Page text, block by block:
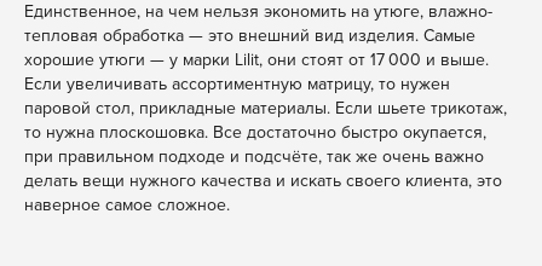
Единственное, на чем нельзя экономить на утюге, влажно-
тепловая обработка — это внешний вид изделия. Самые
хорошие утюги — у марки Lilit, они стоят от 17 000 и выше.
Если увеличивать ассортиментную матрицу, то нужен
паровой стол, прикладные материалы. Если шьете трикотаж,
то нужна плоскошовка. Все достаточно быстро окупается,
при правильном подходе и подсчёте, так же очень важно
делать вещи нужного качества и искать своего клиента, это
наверное самое сложное.